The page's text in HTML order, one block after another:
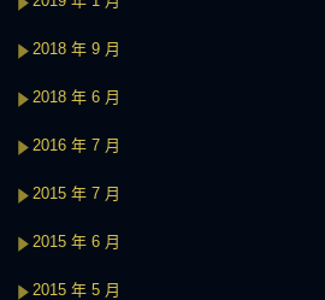
2018 年 9 月
2018 年 6 月
2016 年 7 月
2015 年 7 月
2015 年 6 月
2015 年 5 月